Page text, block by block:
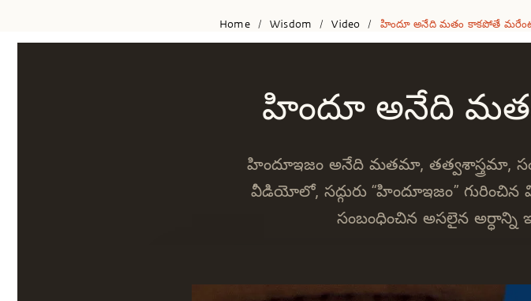
Home / Wisdom / Video / హిందూ అనేది మతం కాకపోతే
హిందూ అనేది
హిందూఇజం అనేది మతమా, తత్వశాస్త్రమా,
వీడియోలో, సద్గురు “హిందూఇజం”
సంబంధించిన అసలైన అర్ధాన్ని